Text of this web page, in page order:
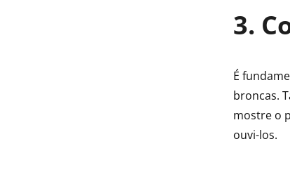
3.
É
broncas.
mostre o
ouvi-los.